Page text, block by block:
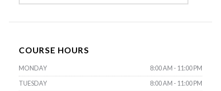
COURSE HOURS
MONDAY 8:00 AM - 11:00 PM
TUESDAY 8:00 AM - 11:00 PM